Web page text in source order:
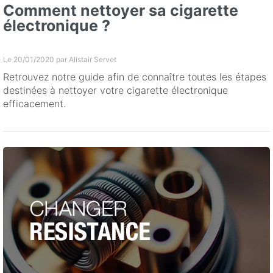
Comment nettoyer sa cigarette
électronique ?
Le 20/01/2020 par Alistair Servet
Retrouvez notre guide afin de connaître toutes les étapes
destinées à nettoyer votre cigarette électronique
efficacement.